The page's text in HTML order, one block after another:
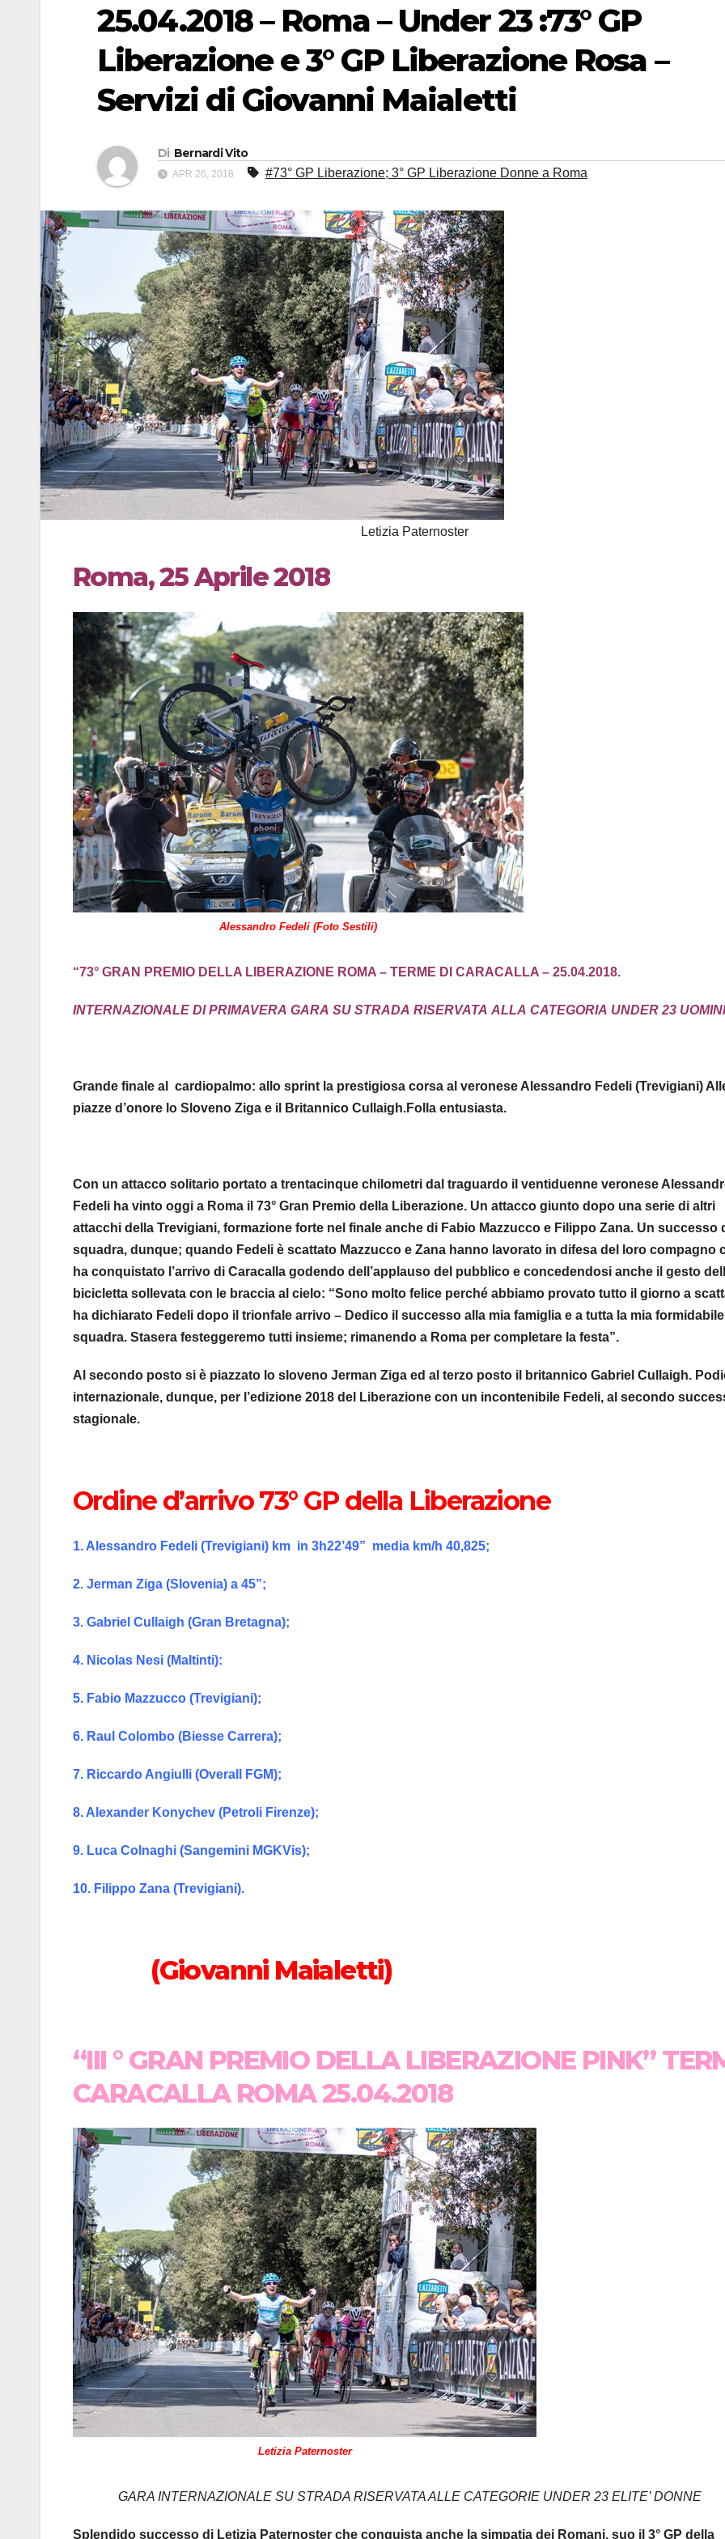
25.04.2018 – Roma – Under 23 :73° GP
Liberazione e 3° GP Liberazione Rosa –
Servizi di Giovanni Maialetti
Di Bernardi Vito
APR 26, 2018 #73° GP Liberazione; 3° GP Liberazione Donne a Roma
Letizia Paternoster
Roma, 25 Aprile 2018
Alessandro Fedeli (Foto Sestili)
“73° GRAN PREMIO DELLA LIBERAZIONE ROMA – TERME DI CARACALLA – 25.04.2018.
INTERNAZIONALE DIPRIMAVERA GARA SU STRADA RISERVATA ALLA CATEGORIA UNDER 23 UOMINI
Grande finale al cardiopalmo: allo sprint la prestigiosa corsa al veronese Alessandro Fedeli (Trevigiani)
piazze d’onore lo Sloveno Ziga e il Britannico Cullaigh.Folla entusiasta.
Con un attacco solitario portato a trentacinque chilometri dal traguardo il ventiduenne veronese
Fedeli ha vinto oggi a Roma il 73° Gran Premio della Liberazione. Un attacco giunto dopo una serie di altri
attacchi della Trevigiani, formazione forte nel finale anche di Fabio Mazzucco e Filippo Zana. Un successo
squadra, dunque; quando Fedeli è scattato Mazzucco e Zana hanno lavorato in difesa del loro compagno
ha conquistato l’arrivo di Caracalla godendo dell’applauso del pubblico e concedendosi anche il gesto
bicicletta sollevata con le braccia al cielo: “Sono molto felice perché abbiamo provato tutto il giorno a
ha dichiarato Fedeli dopo il trionfale arrivo – Dedico il successo alla mia famiglia e a tutta la mia formidabile
squadra. Stasera festeggeremo tutti insieme; rimanendo a Roma per completare la festa”.
Al secondo posto si è piazzato lo sloveno Jerman Ziga ed al terzo posto il britannico Gabriel Cullaigh.
internazionale, dunque, per l’edizione 2018 del Liberazione con un incontenibile Fedeli, al secondo
stagionale.
Ordine d’arrivo 73° GP della Liberazione
1. Alessandro Fedeli (Trevigiani) km in 3h22’49” media km/h 40,825;
2. Jerman Ziga (Slovenia) a 45”;
3. Gabriel Cullaigh (Gran Bretagna);
4. Nicolas Nesi (Maltinti):
5. Fabio Mazzucco (Trevigiani);
6. Raul Colombo (Biesse Carrera);
7. Riccardo Angiulli (Overall FGM);
8. Alexander Konychev (Petroli Firenze);
9. Luca Colnaghi (Sangemini MGKVis);
10. Filippo Zana (Trevigiani).
(Giovanni Maialetti)
“III ° GRAN PREMIO DELLA LIBERAZIONE PINK”
CARACALLA ROMA 25.04.2018
Letizia Paternoster
GARA INTERNAZIONALE SU STRADA RISERVATA ALLE CATEGORIE UNDER 23 ELITE’ DONNE
Splendido successo di Letizia Paternoster che conquista anche la simpatia dei Romani, suo il 3° GP della